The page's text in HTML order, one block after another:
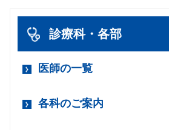
診療科・各部
医師の一覧
各科のご案内